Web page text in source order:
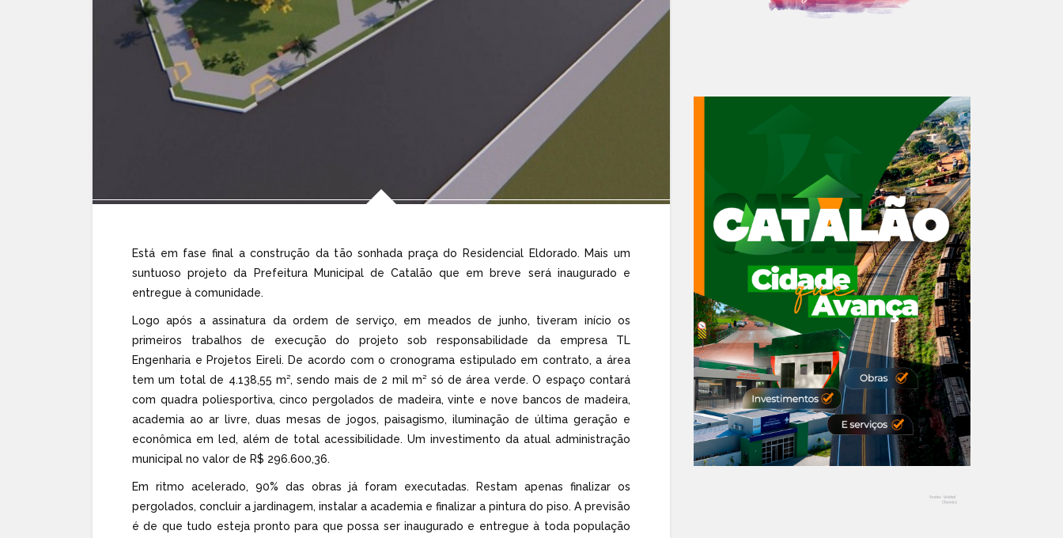
Está em fase final a construção da tão sonhada praça do Residencial Eldorado. Mais um
suntuoso projeto da Prefeitura Municipal de Catalão que em breve será inaugurado e
entregue à comunidade.
Logo após a assinatura da ordem de serviço, em meados de junho, tiveram início os
primeiros trabalhos de execução do projeto sob responsabilidade da empresa TL
Engenharia e Projetos Eireli. De acordo com o cronograma estipulado em contrato, a área
tem um total de 4.138,55 m², sendo mais de 2 mil m² só de área verde. O espaço contará
com quadra poliesportiva, cinco pergolados de madeira, vinte e nove bancos de madeira,
academia ao ar livre, duas mesas de jogos, paisagismo, iluminação de última geração e
econômica em led, além de total acessibilidade. Um investimento da atual administração
municipal no valor de R$ 296.600,36.
Em ritmo acelerado, 90% das obras já foram executadas. Restam apenas finalizar os
pergolados, concluir a jardinagem, instalar a academia e finalizar a pintura do piso. A previsão
é de que tudo esteja pronto para que possa ser inaugurado e entregue à toda população